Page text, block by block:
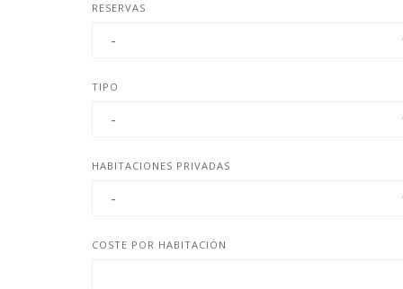
RESERVAS
TIPO
HABITACIONES PRIVADAS
COSTE POR HABITACIÓN